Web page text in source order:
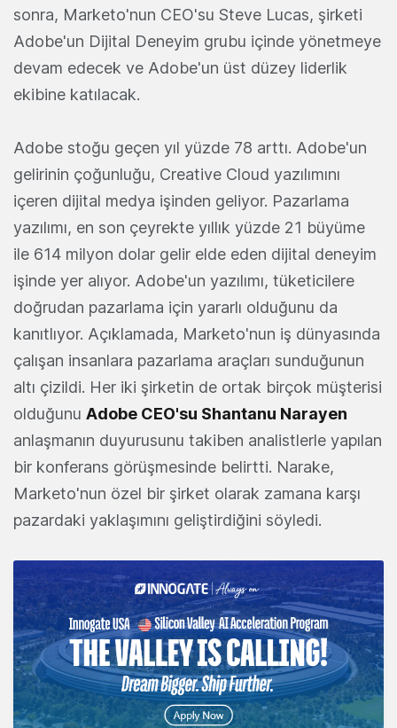
sonra, Marketo'nun CEO'su Steve Lucas, şirketi
Adobe'un Dijital Deneyim grubu içinde yönetmeye
devam edecek ve Adobe'un üst düzey liderlik
ekibine katılacak.
Adobe stoğu geçen yıl yüzde 78 arttı. Adobe'un
gelirinin çoğunluğu, Creative Cloud yazılımını
içeren dijital medya işinden geliyor. Pazarlama
yazılımı, en son çeyrekte yıllık yüzde 21 büyüme
ile 614 milyon dolar gelir elde eden dijital deneyim
işinde yer alıyor. Adobe'un yazılımı, tüketicilere
doğrudan pazarlama için yararlı olduğunu da
kanıtlıyor. Açıklamada, Marketo'nun iş dünyasında
çalışan insanlara pazarlama araçları sunduğunun
altı çizildi. Her iki şirketin de ortak birçok müşterisi
olduğunu Adobe CEO'su Shantanu Narayen
anlaşmanın duyurusunu takiben analistlerle yapılan
bir konferans görüşmesinde belirtti. Narake,
Marketo'nun özel bir şirket olarak zamana karşı
pazardaki yaklaşımını geliştirdiğini söyledi.